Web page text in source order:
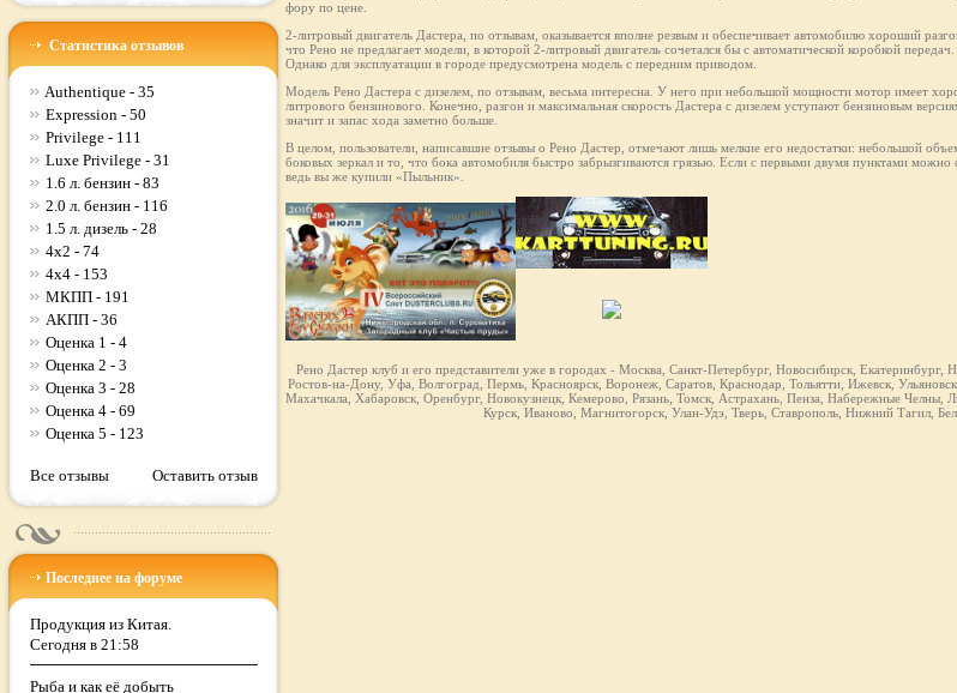
Статистика отзывов
Authentique - 35
Expression - 50
Privilege - 111
Luxe Privilege - 31
1.6 л. бензин - 83
2.0 л. бензин - 116
1.5 л. дизель - 28
4x2 - 74
4x4 - 153
МКПП - 191
АКПП - 36
Оценка 1 - 4
Оценка 2 - 3
Оценка 3 - 28
Оценка 4 - 69
Оценка 5 - 123
Все отзывы Оставить отзыв
Последнее на форуме
Продукция из Китая.
Сегодня в 21:58
Рыба и как её добыть
фору по цене.
2-литровый двигатель Дастера, по отзывам, оказывается вполне резвым и обеспечивает автомобилю хороший
что Рено не предлагает модели, в которой 2-литровый двигатель сочетался бы с автоматической коробкой
Однако для эксплуатации в городе предусмотрена модель с передним приводом.
Модель Рено Дастера с дизелем, по отзывам, весьма интересна. У него при небольшой мощности мотор имеет
литрового бензинового. Конечно, разгон и максимальная скорость Дастерa с дизелем уступают бензиновым
значит и запас хода заметно больше.
В целом, пользователи, написавшие отзывы о Рено Дастер, отмечают лишь мелкие его недостатки: небольшой
боковых зеркал и то, что бока автомобиля быстро забрызгиваются грязью. Если с первыми двумя пунктами можно
ведь вы же купили «Пыльник».
Рено Дастер клуб и его представители уже в городах - Москва, Санкт-Петербург, Новосибирск,
Ростов-на-Дону, Уфа, Волгоград, Пермь, Красноярск, Воронеж, Саратов, Краснодар, Тольятти, Ижевск,
Махачкала, Хабаровск, Оренбург, Новокузнецк, Кемерово, Рязань, Томск, Астрахань, Пенза, Набережные Челны,
Курск, Иваново, Магнитогорск, Улан-Удэ, Тверь, Ставрополь, Нижний Тагил,